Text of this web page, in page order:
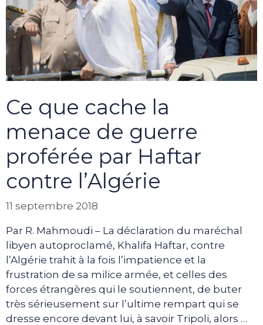
Ce que cache la
menace de guerre
proférée par Haftar
contre l’Algérie
11 septembre 2018
Par R. Mahmoudi – La déclaration du maréchal
libyen autoproclamé, Khalifa Haftar, contre
l’Algérie trahit à la fois l’impatience et la
frustration de sa milice armée, et celles des
forces étrangères qui le soutiennent, de buter
très sérieusement sur l’ultime rempart qui se
dresse encore devant lui, à savoir Tripoli, alors …